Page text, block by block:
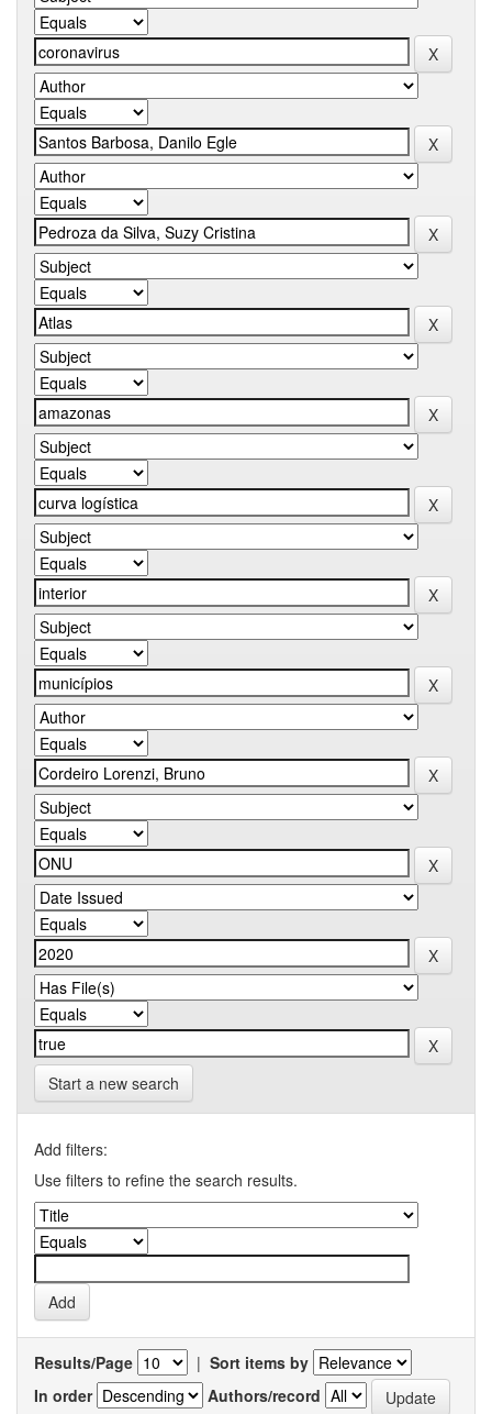
Start a new search
Add filters:
Use filters to refine the search results.
Results/Page | Sort items by
In order
Authors/record